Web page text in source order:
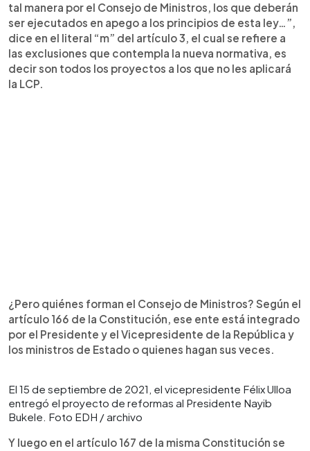
tal manera por el Consejo de Ministros, los que deberán
ser ejecutados en apego a los principios de esta ley…”,
dice en el literal “m” del artículo 3, el cual se refiere a
las exclusiones que contempla la nueva normativa, es
decir son todos los proyectos a los que no les aplicará
la LCP.
¿Pero quiénes forman el Consejo de Ministros? Según el
artículo 166 de la Constitución, ese ente está integrado
por el Presidente y el Vicepresidente de la República y
los ministros de Estado o quienes hagan sus veces.
El 15 de septiembre de 2021, el vicepresidente Félix Ulloa
entregó el proyecto de reformas al Presidente Nayib
Bukele. Foto EDH / archivo
Y luego en el artículo 167 de la misma Constitución se